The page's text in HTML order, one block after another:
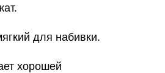
для набивки.
хорошей